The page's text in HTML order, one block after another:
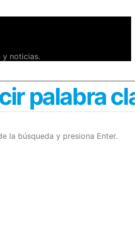
y noticias.
la búsqueda y presiona Enter.